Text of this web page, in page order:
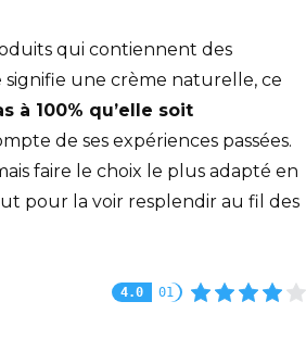
qui contiennent des
une crème naturelle, ce
à 100% qu’elle soit
de ses expériences passées.
faire le choix le plus adapté en
pour la voir resplendir au fil des
4.0 01